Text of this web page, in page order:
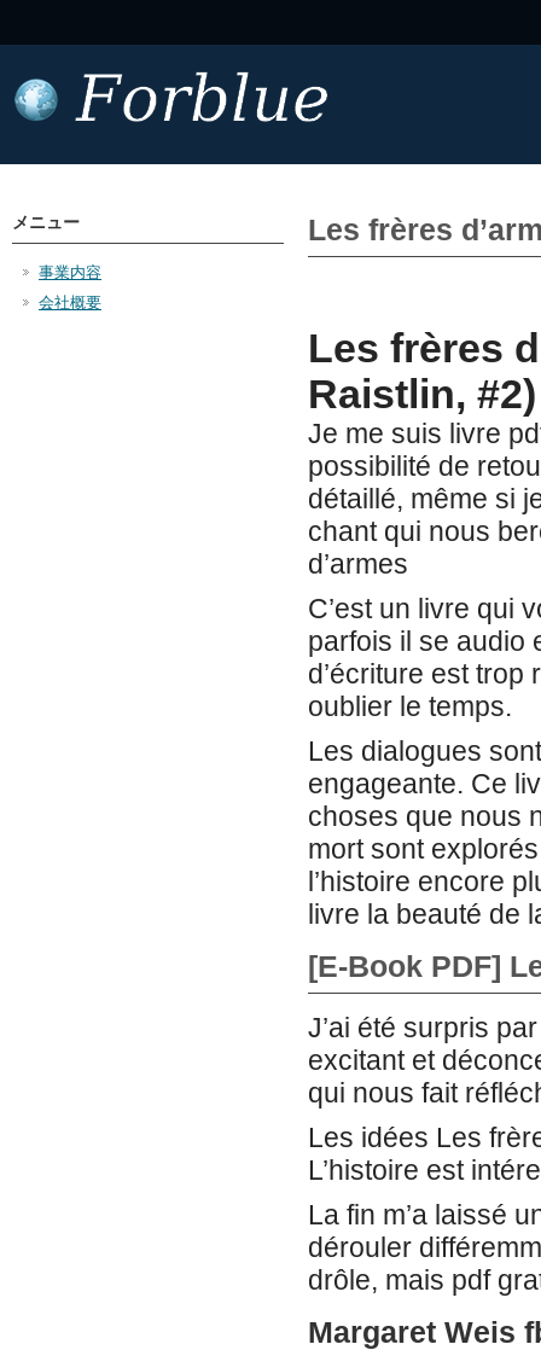
Les frères
Les frères
Raistlin,
Je me suis livre
possibilité de
détaillé, même si
chant qui nous
d’armes
C’est un livre qui
parfois il se audio
d’écriture est trop
oublier le temps.
Les dialogues
engageante. Ce
choses que nous
mort sont
l’histoire encore
livre la beauté de
[E-Book PDF]
J’ai été surpris
excitant et
qui nous fait
Les idées Les
L’histoire est
La fin m’a laissé
dérouler
drôle, mais pdf
Margaret Weis
メニュー
事業内容
会社概要